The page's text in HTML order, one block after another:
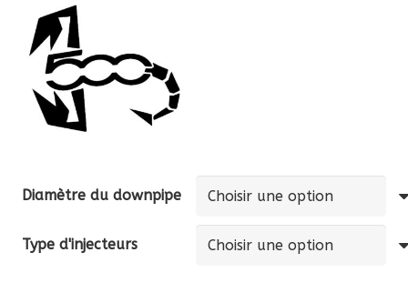
Diamètre du downpipe
Type d'injecteurs